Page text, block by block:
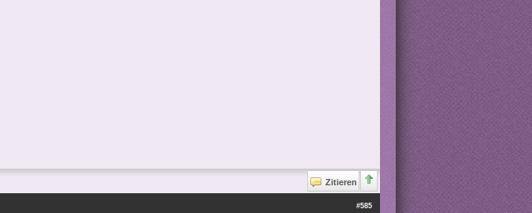
Zitieren
#585